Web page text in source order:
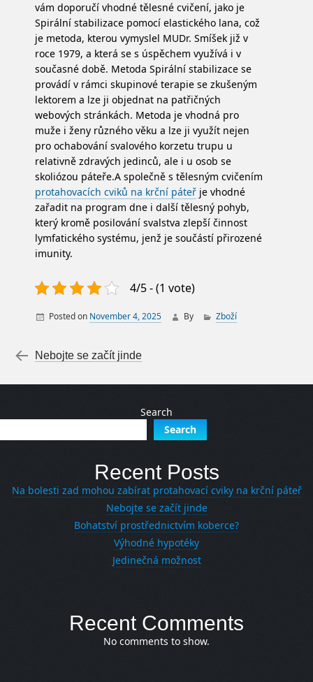
vám doporučí vhodné tělesné cvičení, jako je
Spirální stabilizace pomocí elastického lana, což
je metoda, kterou vymyslel MUDr. Smíšek již v
roce 1979, a která se s úspěchem využívá i v
současné době. Metoda Spirální stabilizace se
provádí v rámci skupinové terapie se zkušeným
lektorem a lze ji objednat na patřičných
webových stránkách. Metoda je vhodná pro
muže i ženy různého věku a lze ji využít nejen
pro ochabování svalového korzetu trupu u
relativně zdravých jedinců, ale i u osob se
skoliózou páteře.A společně s tělesným cvičením
protahovacích cviků na krční páteř je vhodné
zařadit na program dne i další tělesný pohyb,
který kromě posilování svalstva zlepší činnost
lymfatického systému, jenž je součástí přirozené
imunity.
4/5 - (1 vote)
Posted on November 4, 2025 By Zboží
Post navigation
←
Nebojte se začít jinde
Search
Search
Recent Posts
Na bolesti zad mohou zabírat protahovací cviky na krční páteř
Nebojte se začít jinde
Bohatství prostřednictvím koberce?
Výhodné hypotéky
Jedinečná možnost
Recent Comments
No comments to show.